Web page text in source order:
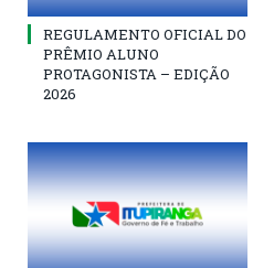
REGULAMENTO OFICIAL DO
PRÊMIO ALUNO
PROTAGONISTA – EDIÇÃO
2026